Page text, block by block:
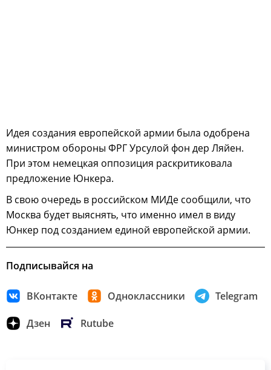
Идея создания европейской армии была одобрена
министром обороны ФРГ Урсулой фон дер Ляйен.
При этом немецкая оппозиция раскритиковала
предложение Юнкера.
В свою очередь в российском МИДе сообщили, что
Москва будет выяснять, что именно имел в виду
Юнкер под созданием единой европейской армии.
Подписывайся на
ВКонтакте Одноклассники Telegram
Дзен Rutube